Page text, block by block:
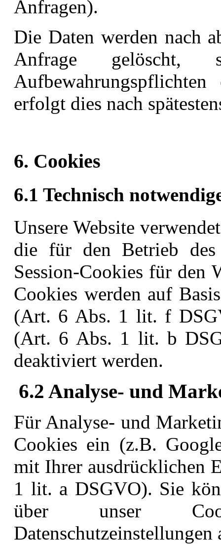
Anfragen).
Die Daten werden nach
Anfrage gelöscht,
erfolgt dies nach
6. Cookies
6.1 Technisch
Unsere Website
die für den Betrieb
Session-Cookies für den
Cookies werden auf
(Art. 6 Abs. 1 lit. f
(Art. 6 Abs. 1 lit. b
deaktiviert werden.
6.2 Analyse- und
Für Analyse- und
Cookies ein (z.B.
mit Ihrer ausdrücklichen
1 lit. a DSGVO). Sie
über unser